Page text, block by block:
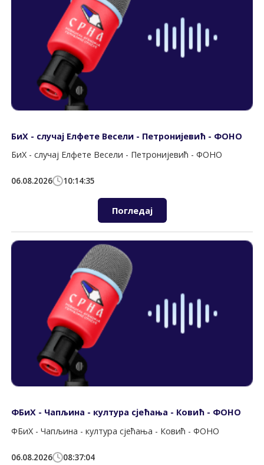
БиХ - случај Елфете Весели - Петронијевић - ФОНО
БиХ - случај Елфете Весели - Петронијевић - ФОНО
06.08.2026 10:14:35
Погледај
ФБиХ - Чапљина - култура сјећања - Ковић - ФОНО
ФБиХ - Чапљина - култура сјећања - Ковић - ФОНО
06.08.2026 08:37:04